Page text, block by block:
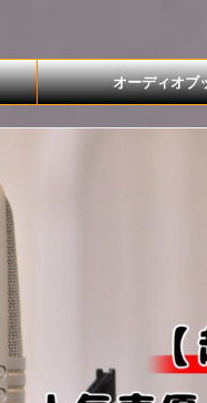
オーディオブ